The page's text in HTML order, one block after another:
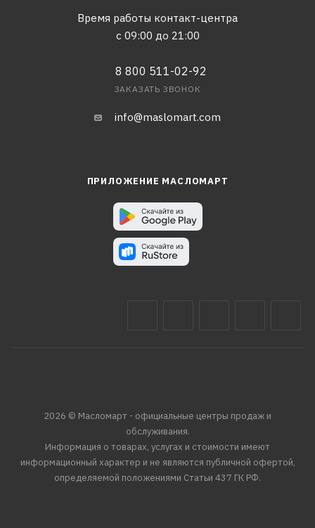
Время работы контакт-центра
с 09:00 до 21:00
8 800 511-02-92
ЗАКАЗАТЬ ЗВОНОК
info@maslomart.com
ПРИЛОЖЕНИЕ МАСЛОМАРТ
2026 © Масломарт - официальные центры продаж и
обслуживания.
Информация о товарах, услугах и стоимости имеют
информационный характер и не являются публичной офертой,
определяемой положениями Статьи 437 ГК РФ.